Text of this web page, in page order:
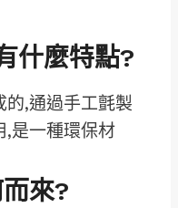
什麼特點?
的,通過手工氈製
,是一種環保材
來?